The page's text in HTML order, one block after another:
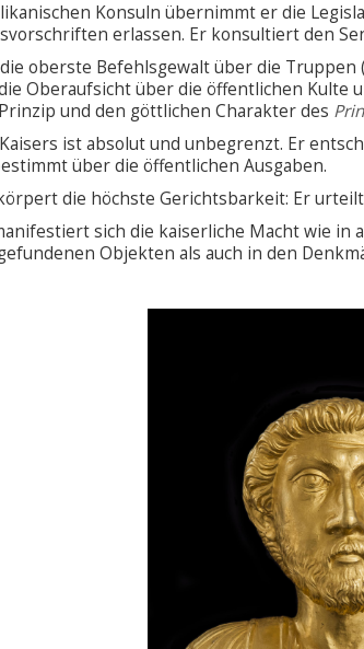
Konsuln übernimmt er die
erlassen. Er konsultiert den
oberste Befehlsgewalt über die Truppen (
Oberaufsicht über die öffentlichen Kulte
und den göttlichen Charakter des
ist absolut und unbegrenzt. Er
über die öffentlichen Ausgaben.
die höchste Gerichtsbarkeit: Er
sich die kaiserliche Macht wie in
Objekten als auch in den